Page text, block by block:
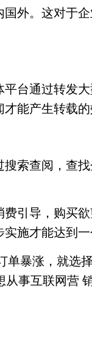
外。这对于
台通过转发
能产生转载的
索查阅，查
引导，购买
施才能达到一
暴涨，就选
事互联网营